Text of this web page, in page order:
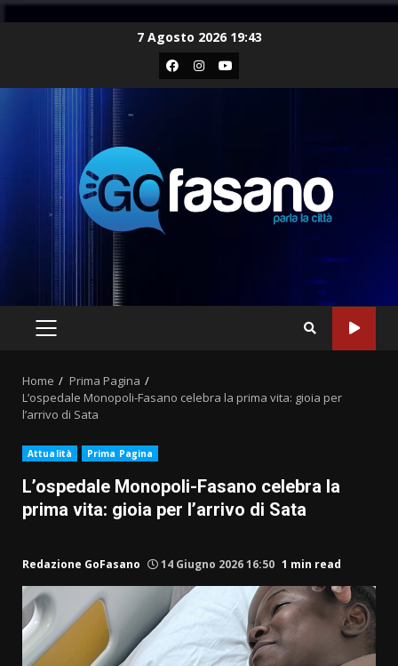
7 Agosto 2026 19:43
Facebook
Instagram
Youtube
PRIMARY
Home
Prima Pagina
L’ospedale Monopoli-Fasano celebra la prima vita: gioia per
l’arrivo di Sata
Attualità Prima Pagina
L’ospedale Monopoli-Fasano celebra la
prima vita: gioia per l’arrivo di Sata
Redazione GoFasano 14 Giugno 2026 16:50 1 min read